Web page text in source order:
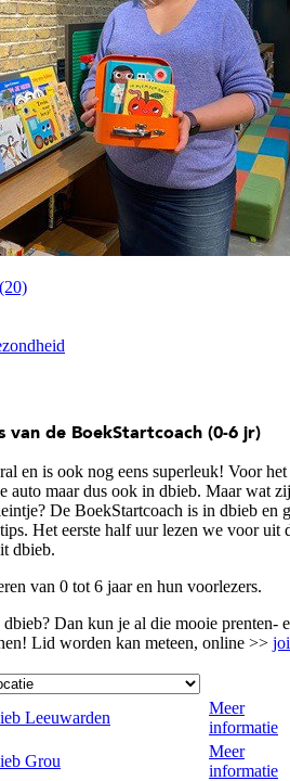
van de BoekStartcoach (0-6 jr)
en is ook nog eens superleuk! Voor het
auto maar dus ook in dbieb. Maar wat
De BoekStartcoach is in dbieb en
Het eerste half uur lezen we voor uit
dbieb.
van 0 tot 6 jaar en hun voorlezers.
Dan kun je al die mooie prenten-
Lid worden kan meteen, online >>
Leeuwarden
Meer
informatie
Grou
Meer
informatie